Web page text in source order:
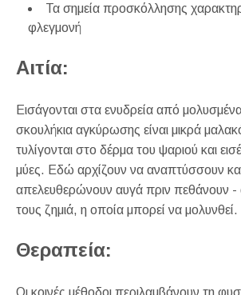
Τα σημεία προσκόλλησης
φλεγμονή
Αιτία:
Εισάγονται στα ενυδρεία από
σκουλήκια αγκύρωσης είναι μικρά
τυλίγονται στο δέρμα του ψαριού και
μύες. Εδώ αρχίζουν να αναπτύσσουν
απελευθερώνουν αυγά πριν πεθάνουν
τους ζημιά, η οποία μπορεί να μολυνθεί.
Θεραπεία:
Οι κοινές μέθοδοι περιλαμβάνουν τη